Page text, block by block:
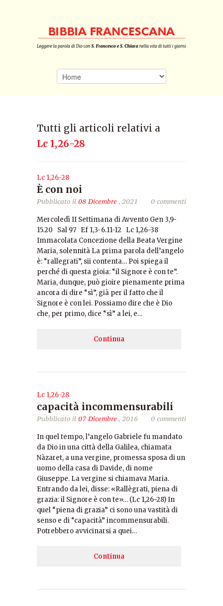
Tutti gli articoli relativi a
Lc 1,26-28
Lc 1,26-28
È con noi
Pubblicato il 08 Dicembre, 2021 0 commenti
Mercoledì II Settimana di Avvento Gen 3,9-
15.20 Sal 97 Ef 1,3-6.11-12 Lc 1,26-38
Immacolata Concezione della Beata Vergine
Maria, solennità La prima parola dell’angelo
è: “rallegrati”, sii contenta… Poi spiega il
perché di questa gioia: “il Signore è con te”.
Maria, dunque, può gioire pienamente prima
ancora di dire “sì”, già per il fatto che il
Signore è con lei. Possiamo dire che è Dio
che, per primo, dice “sì” a lei, e…
Continua
Lc 1,26-28
capacità incommensurabili
Pubblicato il 07 Dicembre, 2016 0 commenti
In quel tempo, l’angelo Gabriele fu mandato
da Dio in una città della Galilea, chiamata
Nàzaret, a una vergine, promessa sposa di un
uomo della casa di Davide, di nome
Giuseppe. La vergine si chiamava Maria.
Entrando da lei, disse: «Rallègrati, piena di
grazia: il Signore è con te»… (Lc 1,26-28) In
quel “piena di grazia” ci sono una vastità di
senso e di “capacità” incommensurabili.
Potrebbero avvicinarsi a quei…
Continua